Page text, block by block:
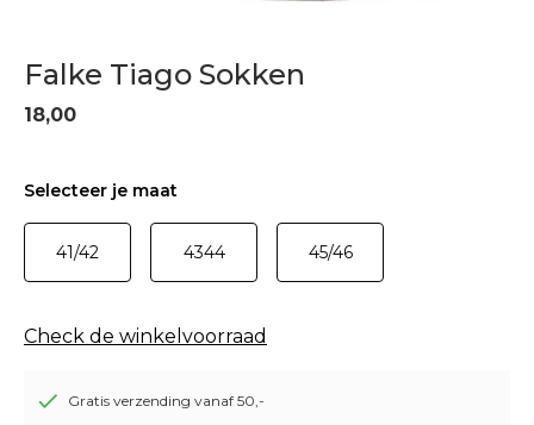
Falke Tiago Sokken
18,00
Selecteer je maat
41/42 4344 45/46
Check de winkelvoorraad
Gratis verzending vanaf 50,-